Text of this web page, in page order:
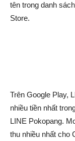
tên trong danh
Store.
Trên Google Play,
nhiều tiền nhất
LINE Pokopang.
thu nhiều nhất cho